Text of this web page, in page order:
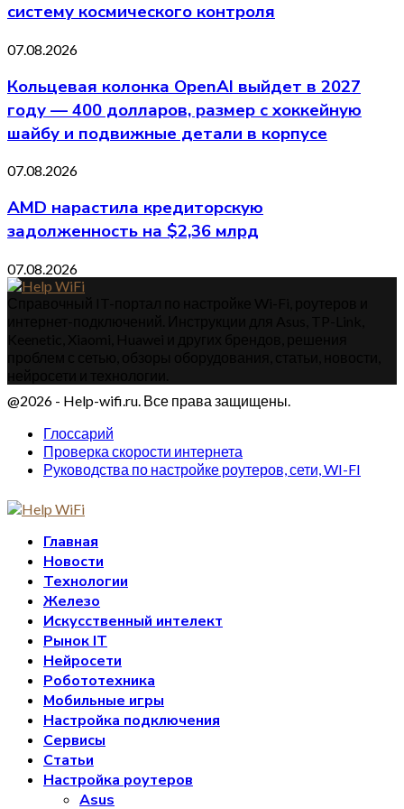
систему космического контроля
07.08.2026
Кольцевая колонка OpenAI выйдет в 2027
году — 400 долларов, размер с хоккейную
шайбу и подвижные детали в корпусе
07.08.2026
AMD нарастила кредиторскую
задолженность на $2,36 млрд
07.08.2026
@2026 - Help-wifi.ru. Все права защищены.
Глоссарий
Проверка скорости интернета
Руководства по настройке роутеров, сети, WI-FI
Главная
Новости
Технологии
Железо
Искусственный интелект
Рынок IT
Нейросети
Робототехника
Мобильные игры
Настройка подключения
Сервисы
Статьи
Настройка роутеров
Asus